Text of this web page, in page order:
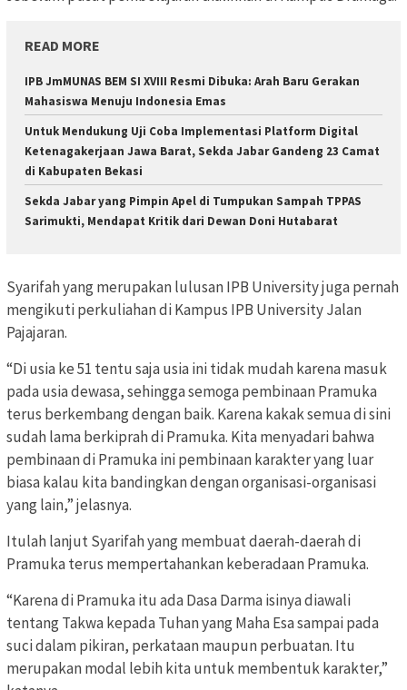
READ MORE
IPB JmMUNAS BEM SI XVIII Resmi Dibuka: Arah Baru Gerakan
Mahasiswa Menuju Indonesia Emas
Untuk Mendukung Uji Coba Implementasi Platform Digital
Ketenagakerjaan Jawa Barat, Sekda Jabar Gandeng 23 Camat
di Kabupaten Bekasi
Sekda Jabar yang Pimpin Apel di Tumpukan Sampah TPPAS
Sarimukti, Mendapat Kritik dari Dewan Doni Hutabarat
Syarifah yang merupakan lulusan IPB University juga pernah
mengikuti perkuliahan di Kampus IPB University Jalan
Pajajaran.
“Di usia ke 51 tentu saja usia ini tidak mudah karena masuk
pada usia dewasa, sehingga semoga pembinaan Pramuka
terus berkembang dengan baik. Karena kakak semua di sini
sudah lama berkiprah di Pramuka. Kita menyadari bahwa
pembinaan di Pramuka ini pembinaan karakter yang luar
biasa kalau kita bandingkan dengan organisasi-organisasi
yang lain,” jelasnya.
Itulah lanjut Syarifah yang membuat daerah-daerah di
Pramuka terus mempertahankan keberadaan Pramuka.
“Karena di Pramuka itu ada Dasa Darma isinya diawali
tentang Takwa kepada Tuhan yang Maha Esa sampai pada
suci dalam pikiran, perkataan maupun perbuatan. Itu
merupakan modal lebih kita untuk membentuk karakter,”